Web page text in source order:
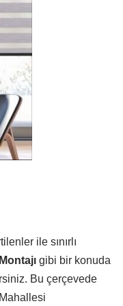
ile sınırlı
gibi bir konuda
Bu çerçevede